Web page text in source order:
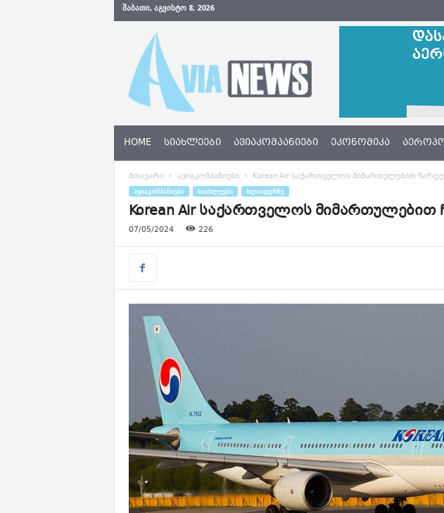
ᲨᲐᲑᲐᲗᲘ, ᲐᲒᲕᲘᲡᲢᲝ 8, 2026
N
w
s
e
HOME ᲡᲘᲐᲮᲚᲔᲔᲑᲘ ᲐᲕᲘᲐᲙᲝᲛᲞᲐᲜᲘᲔᲑᲘ ᲔᲙᲝᲜᲝᲛᲘᲙᲐ
მთავარი ავიაკომპანიები Korean Air საქართველოს მიმართულებით
ᲐᲕᲘᲐᲙᲝᲛᲞᲐᲜᲘᲔᲑᲘ ᲡᲘᲐᲮᲚᲔᲔᲑᲘ ᲡᲚᲐᲘᲓᲔᲠᲖᲔ
Korean Air საქართველოს
07/05/2024 226